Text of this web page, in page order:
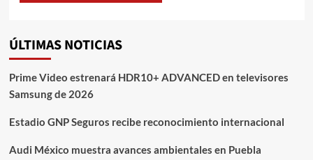
ÚLTIMAS NOTICIAS
Prime Video estrenará HDR10+ ADVANCED en televisores
Samsung de 2026
Estadio GNP Seguros recibe reconocimiento internacional
Audi México muestra avances ambientales en Puebla